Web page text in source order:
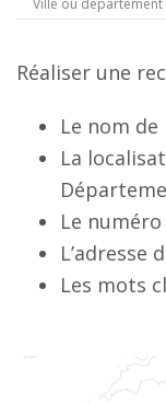
Réaliser une
Le nom de
La
Le
L’adresse
Les mots